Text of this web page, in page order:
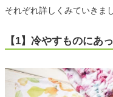
それぞれ詳しくみていきま
【1】冷やすものにあ